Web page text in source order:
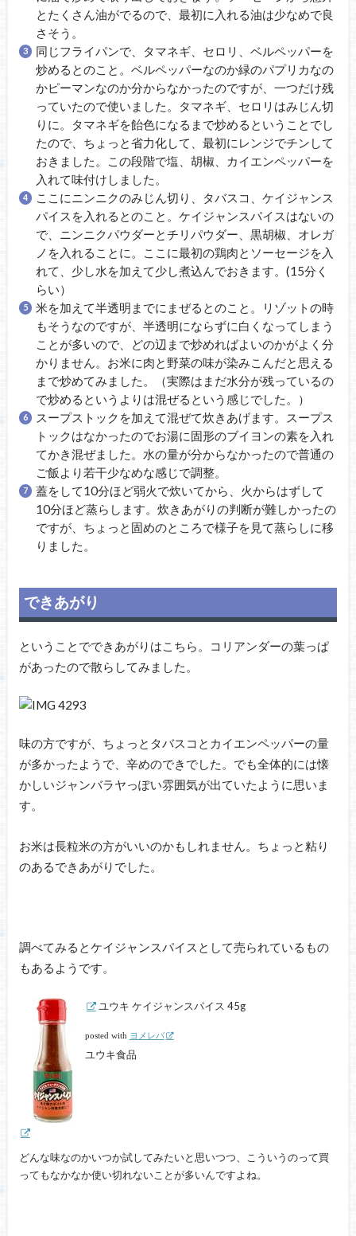
とたくさん油がでるので、最初に入れる油は少なめで良
さそう。
同じフライパンで、タマネギ、セロリ、ベルペッパーを
炒めるとのこと。ベルペッパーなのか緑のパプリカなの
かピーマンなのか分からなかったのですが、一つだけ残
っていたので使いました。タマネギ、セロリはみじん切
りに。タマネギを飴色になるまで炒めるということでし
たので、ちょっと省力化して、最初にレンジでチンして
おきました。この段階で塩、胡椒、カイエンペッパーを
入れて味付けしました。
ここにニンニクのみじん切り、タバスコ、ケイジャンス
パイスを入れるとのこと。ケイジャンスパイスはないの
で、ニンニクパウダーとチリパウダー、黒胡椒、オレガ
ノを入れることに。ここに最初の鶏肉とソーセージを入
れて、少し水を加えて少し煮込んでおきます。(15分く
らい）
米を加えて半透明までにまぜるとのこと。リゾットの時
もそうなのですが、半透明にならずに白くなってしまう
ことが多いので、どの辺まで炒めればよいのかがよく分
かりません。お米に肉と野菜の味が染みこんだと思える
まで炒めてみました。（実際はまだ水分が残っているの
で炒めるというよりは混ぜるという感じでした。）
スープストックを加えて混ぜて炊きあげます。スープス
トックはなかったのでお湯に固形のブイヨンの素を入れ
てかき混ぜました。水の量が分からなかったので普通の
ご飯より若干少なめな感じで調整。
蓋をして10分ほど弱火で炊いてから、火からはずして
10分ほど蒸らします。炊きあがりの判断が難しかったの
ですが、ちょっと固めのところで様子を見て蒸らしに移
りました。
できあがり
ということでできあがりはこちら。コリアンダーの葉っぱ
があったので散らしてみました。
味の方ですが、ちょっとタバスコとカイエンペッパーの量
が多かったようで、辛めのできでした。でも全体的には懐
かしいジャンバラヤっぽい雰囲気が出ていたように思いま
す。
お米は長粒米の方がいいのかもしれません。ちょっと粘り
のあるできあがりでした。
調べてみるとケイジャンスパイスとして売られているもの
もあるようです。
ユウキ ケイジャンスパイス 45g
posted with ヨメレバ
ユウキ食品
どんな味なのかいつか試してみたいと思いつつ、こういうのって買
ってもなかなか使い切れないことが多いんですよね。